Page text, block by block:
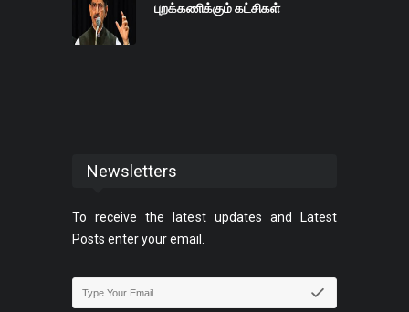
புறக்கணிக்கும் கட்சிகள்
Newsletters
To receive the latest updates and Latest
Posts enter your email.